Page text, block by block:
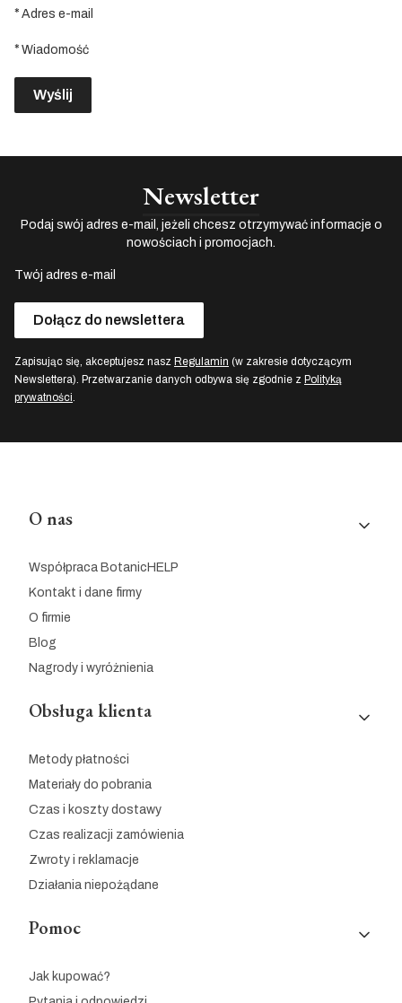
* Adres e-mail
* Wiadomość
Wyślij
Newsletter
Podaj swój adres e-mail, jeżeli chcesz otrzymywać informacje o
nowościach i promocjach.
Twój adres e-mail
Dołącz do newslettera
Zapisując się, akceptujesz nasz Regulamin (w zakresie dotyczącym
Newslettera). Przetwarzanie danych odbywa się zgodnie z Polityką
prywatności.
Linki w stopce
O nas
Współpraca BotanicHELP
Kontakt i dane firmy
O firmie
Blog
Nagrody i wyróżnienia
Obsługa klienta
Metody płatności
Materiały do pobrania
Czas i koszty dostawy
Czas realizacji zamówienia
Zwroty i reklamacje
Działania niepożądane
Pomoc
Jak kupować?